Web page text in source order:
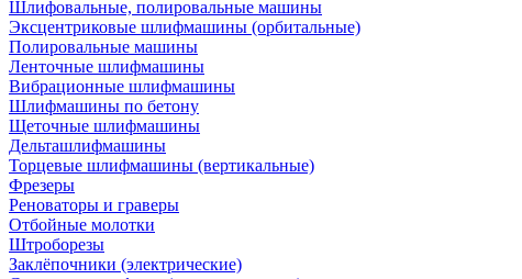
Шлифовальные, полировальные машины
Эксцентриковые шлифмашины (орбитальные)
Полировальные машины
Ленточные шлифмашины
Вибрационные шлифмашины
Шлифмашины по бетону
Щеточные шлифмашины
Дельташлифмашины
Торцевые шлифмашины (вертикальные)
Фрезеры
Реноваторы и граверы
Отбойные молотки
Штроборезы
Заклёпочники (электрические)